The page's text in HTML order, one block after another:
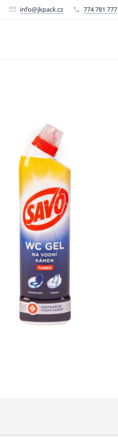
info@jkpack.cz 774 781 777